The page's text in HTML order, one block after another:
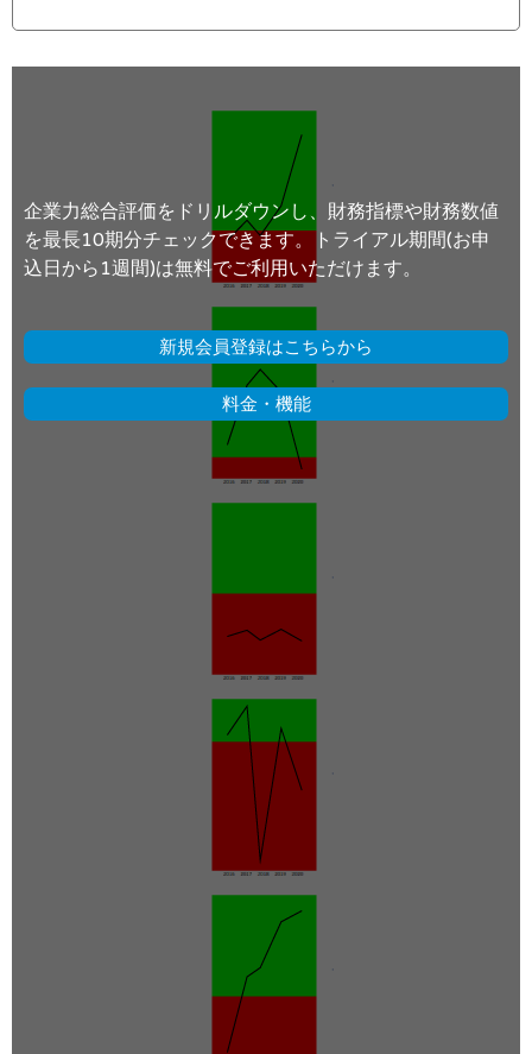
企業力総合評価をドリルダウンし、財務指標や財務数値
を最長10期分チェックできます。トライアル期間(お申
込日から1週間)は無料でご利用いただけます。
新規会員登録はこちらから
料金・機能